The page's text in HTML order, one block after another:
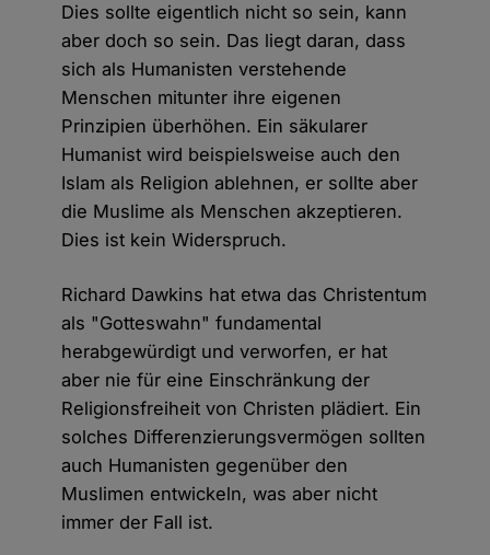
Dies sollte eigentlich nicht so sein, kann
aber doch so sein. Das liegt daran, dass
sich als Humanisten verstehende
Menschen mitunter ihre eigenen
Prinzipien überhöhen. Ein säkularer
Humanist wird beispielsweise auch den
Islam als Religion ablehnen, er sollte aber
die Muslime als Menschen akzeptieren.
Dies ist kein Widerspruch.
Richard Dawkins hat etwa das Christentum
als "Gotteswahn" fundamental
herabgewürdigt und verworfen, er hat
aber nie für eine Einschränkung der
Religionsfreiheit von Christen plädiert. Ein
solches Differenzierungsvermögen sollten
auch Humanisten gegenüber den
Muslimen entwickeln, was aber nicht
immer der Fall ist.